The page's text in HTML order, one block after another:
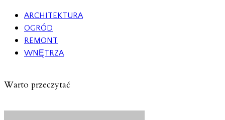
ARCHITEKTURA
OGRÓD
REMONT
WNĘTRZA
Warto przeczytać